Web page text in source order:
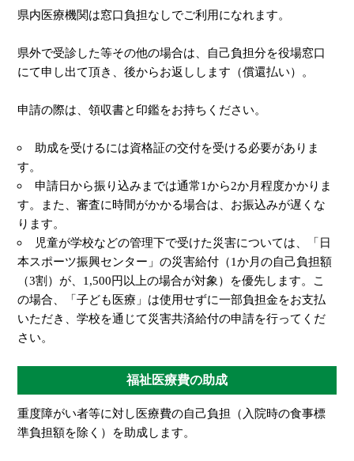
県内医療機関は窓口負担なしでご利用になれます。
県外で受診した等その他の場合は、自己負担分を役場窓口
にて申し出て頂き、後からお返しします（償還払い）。
申請の際は、領収書と印鑑をお持ちください。
助成を受けるには資格証の交付を受ける必要がありま
す。
申請日から振り込みまでは通常1から2か月程度かかりま
す。また、審査に時間がかかる場合は、お振込みが遅くな
ります。
児童が学校などの管理下で受けた災害については、「日
本スポーツ振興センター」の災害給付（1か月の自己負担額
（3割）が、1,500円以上の場合が対象）を優先します。こ
の場合、「子ども医療」は使用せずに一部負担金をお支払
いただき、学校を通じて災害共済給付の申請を行ってくだ
さい。
福祉医療費の助成
重度障がい者等に対し医療費の自己負担（入院時の食事標
準負担額を除く）を助成します。